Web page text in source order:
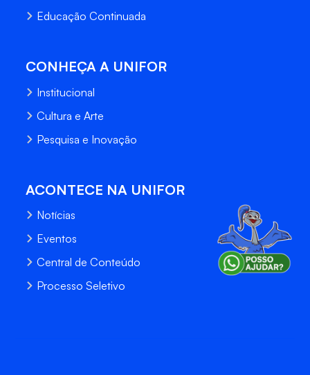
Educação Continuada
CONHEÇA A UNIFOR
Institucional
Cultura e Arte
Pesquisa e Inovação
ACONTECE NA UNIFOR
Notícias
Eventos
Central de Conteúdo
Processo Seletivo